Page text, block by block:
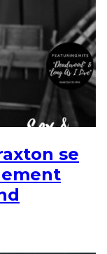
se